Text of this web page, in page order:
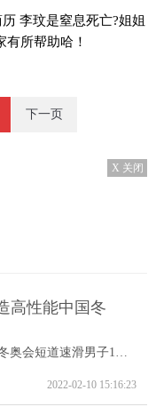
李玟是窒息死亡?姐姐
所帮助哈！
下一页
X 关闭
高性能中国冬
2月7日，在北京冬奥会短道速滑男子1000米A...
2022-02-10 15:16:23